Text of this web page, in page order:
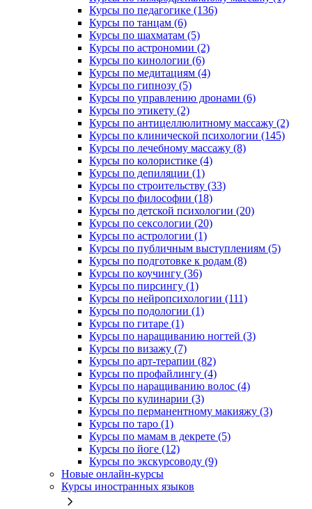
Курсы по педагогике (136)
Курсы по танцам (6)
Курсы по шахматам (5)
Курсы по астрономии (2)
Курсы по кинологии (6)
Курсы по медитациям (4)
Курсы по гипнозу (5)
Курсы по управлению дронами (6)
Курсы по этикету (2)
Курсы по антицеллюлитному массажу (2)
Курсы по клинической психологии (145)
Курсы по лечебному массажу (8)
Курсы по колористике (4)
Курсы по депиляции (1)
Курсы по строительству (33)
Курсы по философии (18)
Курсы по детской психологии (20)
Курсы по сексологии (20)
Курсы по астрологии (1)
Курсы по публичным выступлениям (5)
Курсы по подготовке к родам (8)
Курсы по коучингу (36)
Курсы по пирсингу (1)
Курсы по нейропсихологии (111)
Курсы по подологии (1)
Курсы по гитаре (1)
Курсы по наращиванию ногтей (3)
Курсы по визажу (7)
Курсы по арт-терапии (82)
Курсы по профайлингу (4)
Курсы по наращиванию волос (4)
Курсы по кулинарии (3)
Курсы по перманентному макияжу (3)
Курсы по таро (1)
Курсы по мамам в декрете (5)
Курсы по йоге (12)
Курсы по экскурсоводу (9)
Новые онлайн‑курсы
Курсы иностранных языков